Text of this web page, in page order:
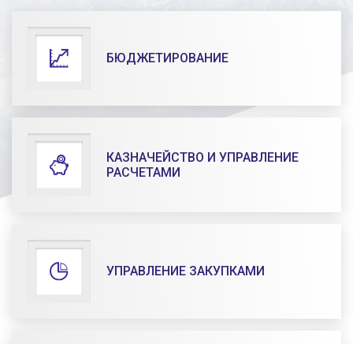
БЮДЖЕТИРОВАНИЕ
КАЗНАЧЕЙСТВО И УПРАВЛЕНИЕ
РАСЧЕТАМИ
УПРАВЛЕНИЕ ЗАКУПКАМИ